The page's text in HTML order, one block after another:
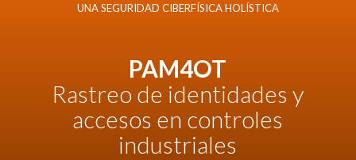
UNA SEGURIDAD CIBERFÍSICA HOLÍSTICA
PAM4OT
Rastreo de identidades y
accesos en controles
industriales